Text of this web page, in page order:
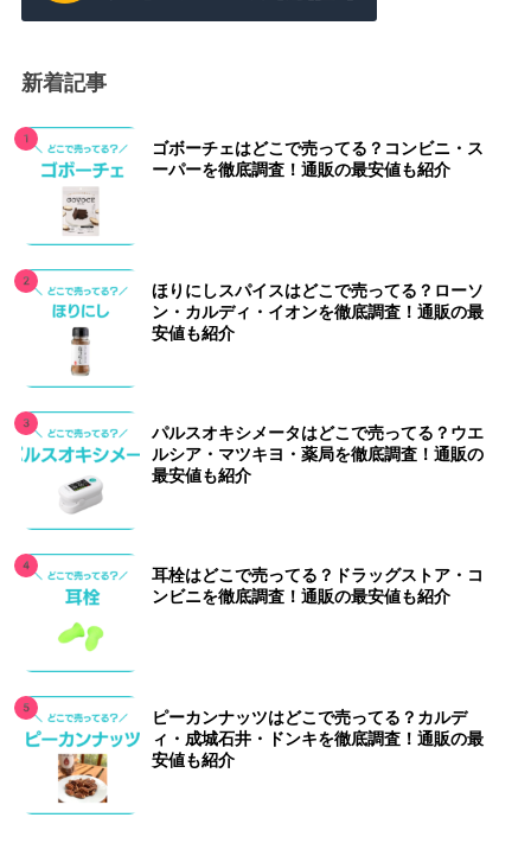
新着記事
ゴボーチェはどこで売ってる？コンビニ・ス
ーパーを徹底調査！通販の最安値も紹介
ほりにしスパイスはどこで売ってる？ローソ
ン・カルディ・イオンを徹底調査！通販の最
安値も紹介
パルスオキシメータはどこで売ってる？ウエ
ルシア・マツキヨ・薬局を徹底調査！通販の
最安値も紹介
耳栓はどこで売ってる？ドラッグストア・コ
ンビニを徹底調査！通販の最安値も紹介
ピーカンナッツはどこで売ってる？カルデ
ィ・成城石井・ドンキを徹底調査！通販の最
安値も紹介